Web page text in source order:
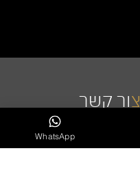
צור קשר
WhatsApp